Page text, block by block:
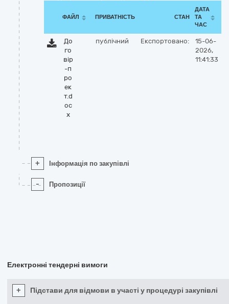
ФАЙЛ ПРИВАТНІСТЬ СТАН
ДАТА
ТА
ЧАС
До
го
вір
-п
ро
ек
т.d
oc
x
публічний Експортовано:
15-06-
2026,
11:41:33
+ Інформація по закупівлі
- Пропозиції
Електронні тендерні вимоги
+ Підстави для відмови в участі у процедурі закупівлі